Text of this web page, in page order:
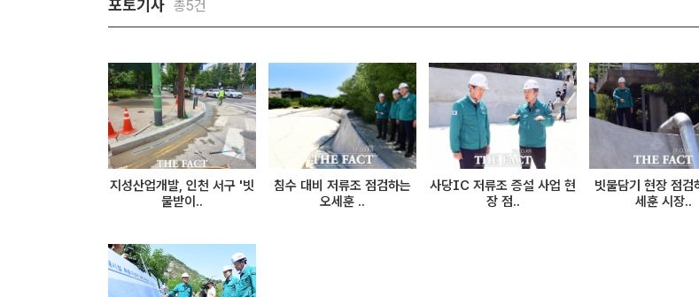
포토기사 총5건
지성산업개발, 인천 서구 '빗
물받이..
침수 대비 저류조 점검하는
오세훈 ..
사당IC 저류조 증설 사업 현
장 점..
빗물담기 현장 점검
세훈 시장..